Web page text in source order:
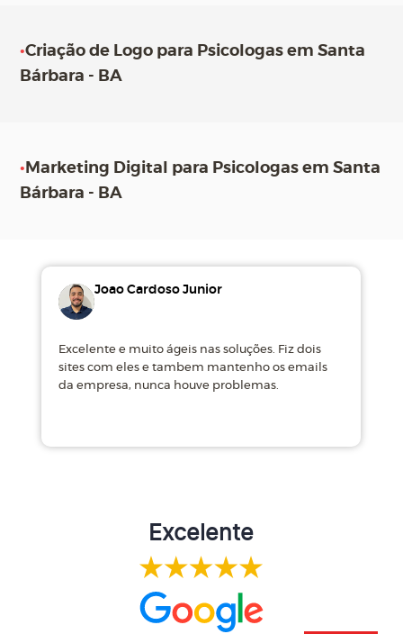
•Criação de Logo para Psicologas em Santa
Bárbara - BA
• Marketing Digital para Psicologas em Santa
Bárbara - BA
Joao Cardoso Junior
Excelente e muito ágeis nas soluções. Fiz dois
sites com eles e tambem mantenho os emails
da empresa, nunca houve problemas.
Excelente